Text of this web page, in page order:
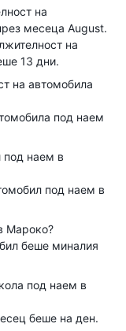
на
месеца August.
на
13 дни.
на автомобила
под наем
под наем в
под наем в
Мароко?
беше миналия
под наем в
беше на ден.